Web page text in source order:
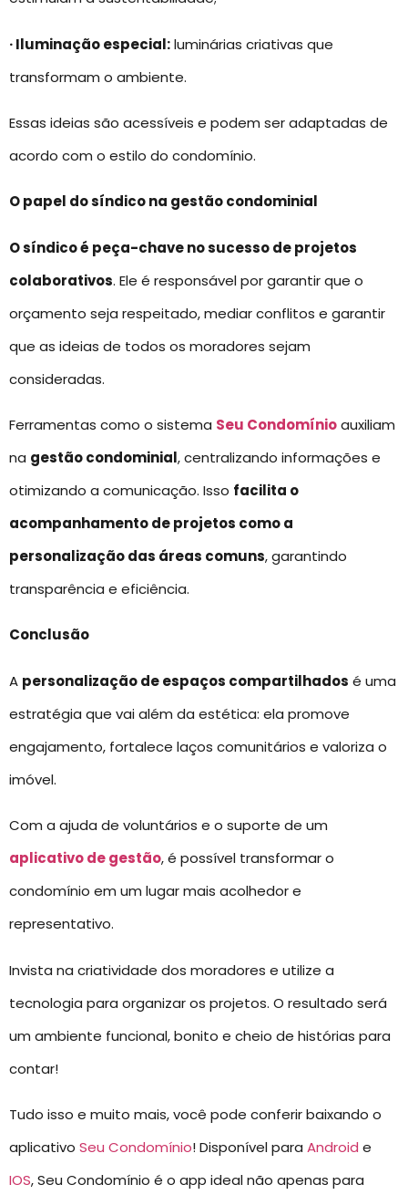
· Iluminação especial:luminárias criativas que
transformam o ambiente.
Essas ideias são acessíveis e podem ser adaptadas de
acordo com o estilo do condomínio.
O papel do síndico na gestão condominial
O síndico é peça-chave no sucesso de projetos
colaborativos. Ele é responsável por garantir que o
orçamento seja respeitado, mediar conflitos e garantir
que as ideias de todos os moradores sejam
consideradas.
Ferramentas como o sistema Seu Condomínioauxiliam
na gestão condominial, centralizando informações e
otimizando a comunicação. Isso facilita o
acompanhamento de projetos como a
personalização das áreas comuns, garantindo
transparência e eficiência.
Conclusão
A personalização de espaços compartilhados é uma
estratégia que vai além da estética: ela promove
engajamento, fortalece laços comunitários e valoriza o
imóvel.
Com a ajuda de voluntários e o suporte de um
aplicativo de gestão, é possível transformar o
condomínio em um lugar mais acolhedor e
representativo.
Invista na criatividade dos moradores e utilize a
tecnologia para organizar os projetos. O resultado será
um ambiente funcional, bonito e cheio de histórias para
contar!
Tudo isso e muito mais, você pode conferir baixando o
aplicativo Seu Condomínio! Disponível para Android e
IOS, Seu Condomínio é o app ideal não apenas para